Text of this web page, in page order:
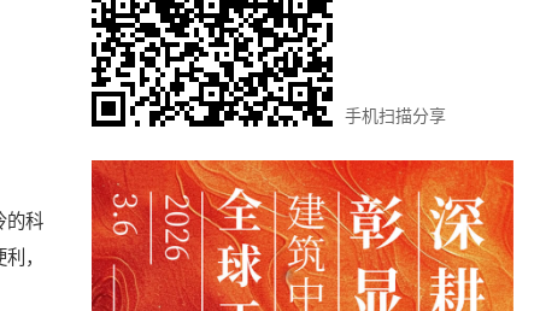
的科
，
手机扫描分享